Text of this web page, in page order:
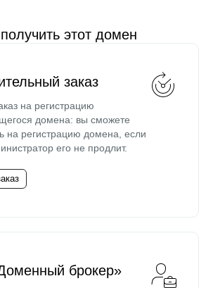
этот домен
заказ
на регистрацию
домена: вы сможете
на регистрацию домена, если
его не продлит.
брокер»